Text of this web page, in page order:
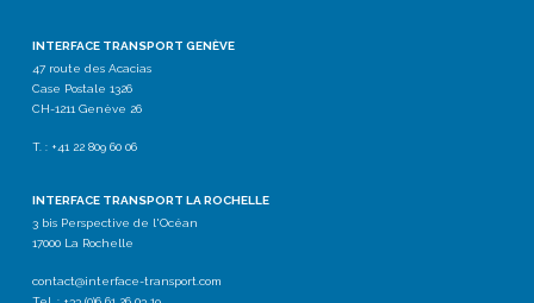
INTERFACE TRANSPORT GENÈVE
47 route des Acacias
Case Postale 1326
CH-1211 Genève 26
T. : +41 22 809 60 06
INTERFACE TRANSPORT LA ROCHELLE
3 bis Perspective de l'Océan
17000 La Rochelle
contact@interface-transport.com